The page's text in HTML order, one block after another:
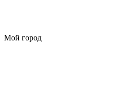
Мой город